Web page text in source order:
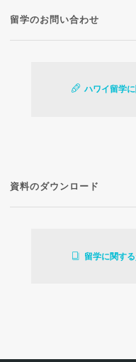
留学のお問い合わせ
ハワイ留学
資料のダウンロード
留学に関す